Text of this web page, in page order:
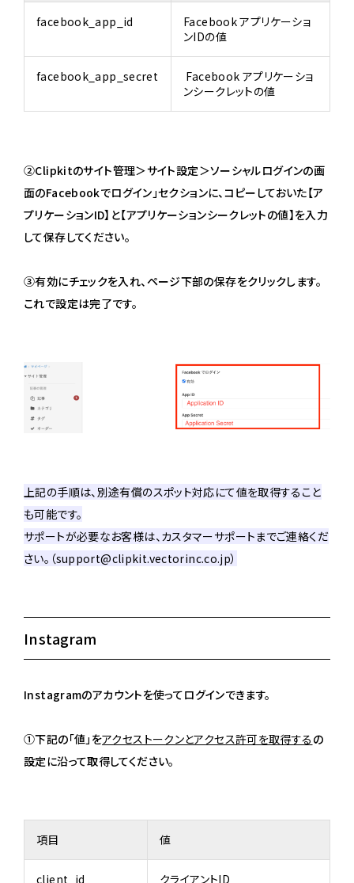
facebook_app_id
Facebook アプリケーショ
ンIDの値
facebook_app_secret
Facebook アプリケーショ
ンシークレットの値
②Clipkitのサイト管理＞サイト設定＞ソーシャルログインの画
面のFacebookでログイン」セクションに、コピーしておいた【ア
プリケーションID】と【アプリケーションシークレットの値】を入力
して保存してください。
③有効にチェックを入れ、ページ下部の保存をクリックします。
これで設定は完了です。
上記の手順は、別途有償のスポット対応にて値を取得すること
も可能です。
サポートが必要なお客様は、カスタマーサポートまでご連絡くだ
さい。（support@clipkit.vectorinc.co.jp）
Instagram
Instagramのアカウントを使ってログインできます。
①下記の「値」をアクセストークンとアクセス許可を取得する の
設定に沿って取得してください。
項目 値
client_id クライアントID